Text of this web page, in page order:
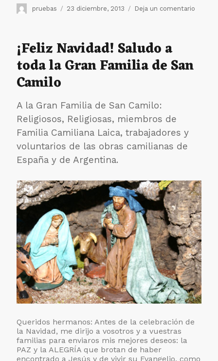
Autor
pruebas
Publicado
23 diciembre, 2013 Deja un comentario
¡Feliz Navidad! Saludo a
toda la Gran Familia de San
Camilo
A la Gran Familia de San Camilo:
Religiosos, Religiosas, miembros de
Familia Camiliana Laica, trabajadores y
voluntarios de las obras camilianas de
España y de Argentina.
Queridos hermanos: Antes de la celebración de
la Navidad, me dirijo a vosotros y a vuestras
familias para enviaros mis mejores deseos: la
PAZ y la ALEGRÍA que brotan de haber
encontrado a Jesús y de vivir su Evangelio, como